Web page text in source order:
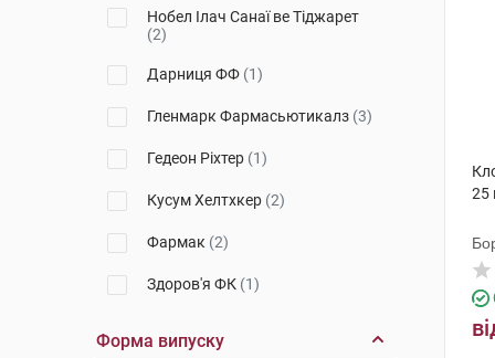
Нобел Ілач Санаї ве Тіджарет
(2)
Дарниця ФФ (1)
Гленмарк Фармасьютикалз (3)
Гедеон Ріхтер (1)
Кусум Хелтхкер (2)
Фармак (2)
Здоров'я ФК (1)
Форма випуску
25